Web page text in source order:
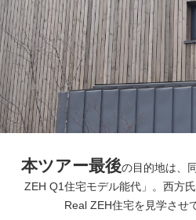
本ツアー最後の目的地は、
ZEH Q1住宅モデル能代」。西方
Real ZEH住宅を見学させ